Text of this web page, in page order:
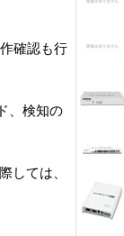
確認も行
、検知の
しては、